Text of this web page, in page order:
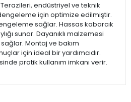
endüstriyel ve teknik
için optimize edilmiştir.
sağlar. Hassas kabarcık
sunar. Dayanıklı malzemesi
Montaj ve bakım
için ideal bir yardımcıdır.
pratik kullanım imkanı verir.